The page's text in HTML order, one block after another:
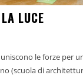
LUCE
uniscono le forze per
(scuola di architettura